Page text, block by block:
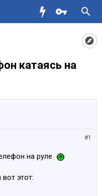
катаясь на
#1
на руле
этот: